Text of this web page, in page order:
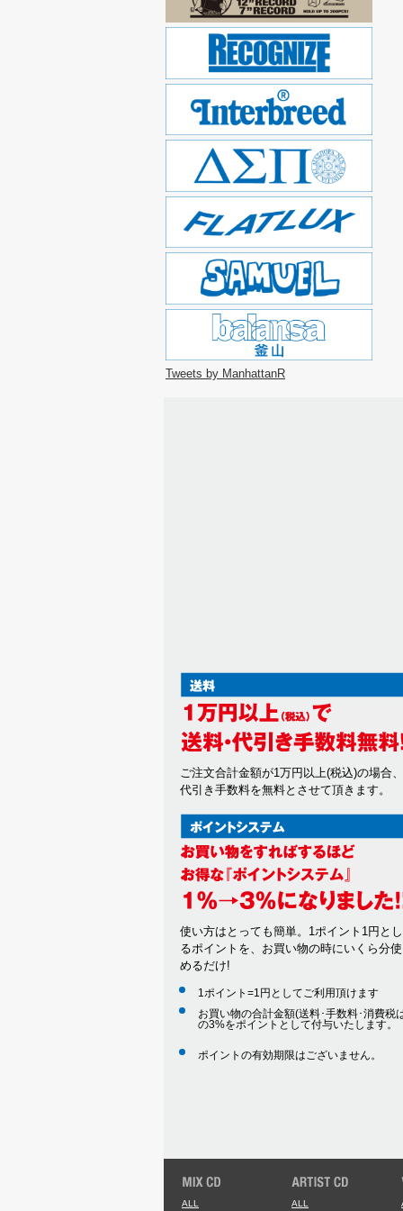
Tweets by ManhattanR
ご注文合計金額が1万円以上(税込)の場合
代引き手数料を無料とさせて頂きます。
使い方はとっても簡単。1ポイント1円と
るポイントを、お買い物の時にいくら分
めるだけ!
1ポイント=1円としてご利用頂けます
お買い物の合計金額(送料･手数料･消費税
の3%をポイントとして付与いたします。
ポイントの有効期限はございません。
ALL ALL